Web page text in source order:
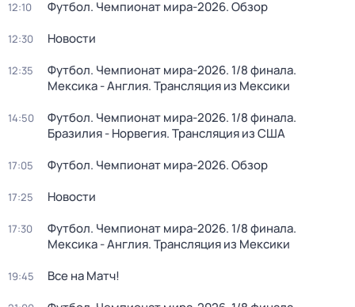
12:10 Футбол. Чемпионат мира-2026. Обзор
12:30 Новости
12:35
Футбол. Чемпионат мира-2026. 1/8 финала.
Мексика - Англия. Трансляция из Мексики
14:50
Футбол. Чемпионат мира-2026. 1/8 финала.
Бразилия - Норвегия. Трансляция из США
17:05 Футбол. Чемпионат мира-2026. Обзор
17:25 Новости
17:30
Футбол. Чемпионат мира-2026. 1/8 финала.
Мексика - Англия. Трансляция из Мексики
19:45 Все на Матч!